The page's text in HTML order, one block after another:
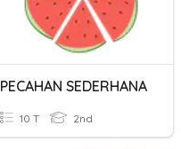
PECAHAN SEDERHANA
10 T 2nd